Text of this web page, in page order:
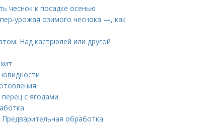
чеснок к посадке осенью
урожая озимого чеснока —, как
Над кастрюлей или другой
с ягодами
обработка